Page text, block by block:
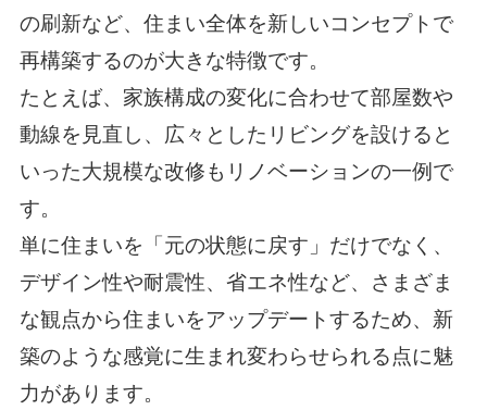
の刷新など、住まい全体を新しいコンセプトで
再構築するのが大きな特徴です。
たとえば、家族構成の変化に合わせて部屋数や
動線を見直し、広々としたリビングを設けると
いった大規模な改修もリノベーションの一例で
す。
単に住まいを「元の状態に戻す」だけでなく、
デザイン性や耐震性、省エネ性など、さまざま
な観点から住まいをアップデートするため、新
築のような感覚に生まれ変わらせられる点に魅
力があります。